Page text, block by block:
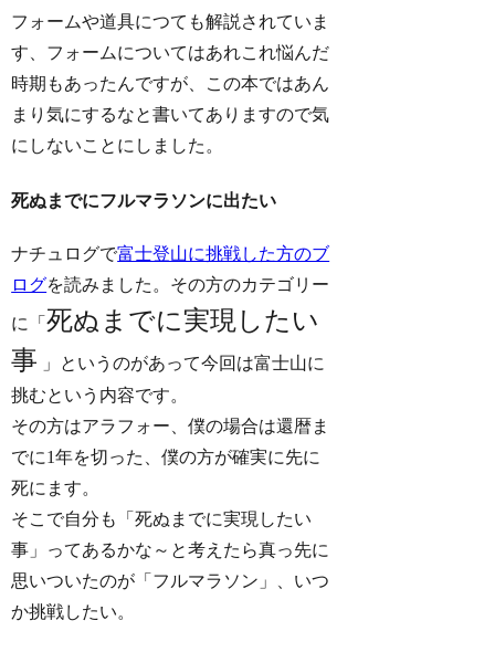
フォームや道具につても解説されていま
す、フォームについてはあれこれ悩んだ
時期もあったんですが、この本ではあん
まり気にするなと書いてありますので気
にしないことにしました。
死ぬまでにフルマラソンに出たい
ナチュログで富士登山に挑戦した方のブ
ログを読みました。その方のカテゴリー
に「死ぬまでに実現したい
事 」というのがあって今回は富士山に
挑むという内容です。
その方はアラフォー、僕の場合は還暦ま
でに1年を切った、僕の方が確実に先に
死にます。
そこで自分も「死ぬまでに実現したい
事」ってあるかな～と考えたら真っ先に
思いついたのが「フルマラソン」、いつ
か挑戦したい。